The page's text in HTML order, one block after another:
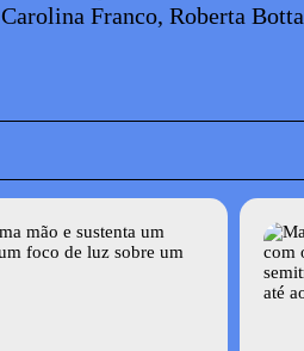
Carolina Franco, Roberta Botta